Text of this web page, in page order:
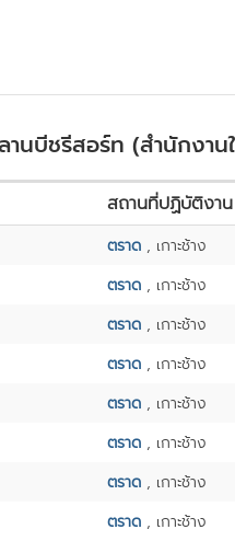
านบีชรีสอร์ท (สำนักงา
สถานที่ปฏิบัติงาน
ตราด , เกาะช้าง
ตราด , เกาะช้าง
ตราด , เกาะช้าง
ตราด , เกาะช้าง
ตราด , เกาะช้าง
ตราด , เกาะช้าง
ตราด , เกาะช้าง
ตราด , เกาะช้าง